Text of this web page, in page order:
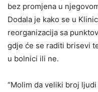
bez promjena u
Dodala je kako se u
reorganizacija sa
gdje će se raditi brisevi
u bolnici ili ne.
“Molim da veliki broj